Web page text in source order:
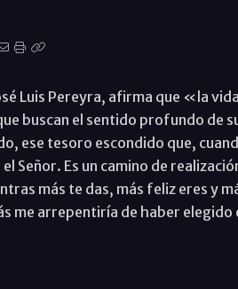
Luis Pereyra, afirma que «la
buscan el sentido profundo de
ese tesoro escondido que,
Señor. Es un camino de
más te das, más feliz eres y
me arrepentiría de haber elegido